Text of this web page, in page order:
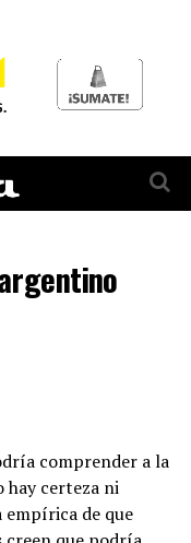
comprender a la
hay certeza ni
de que